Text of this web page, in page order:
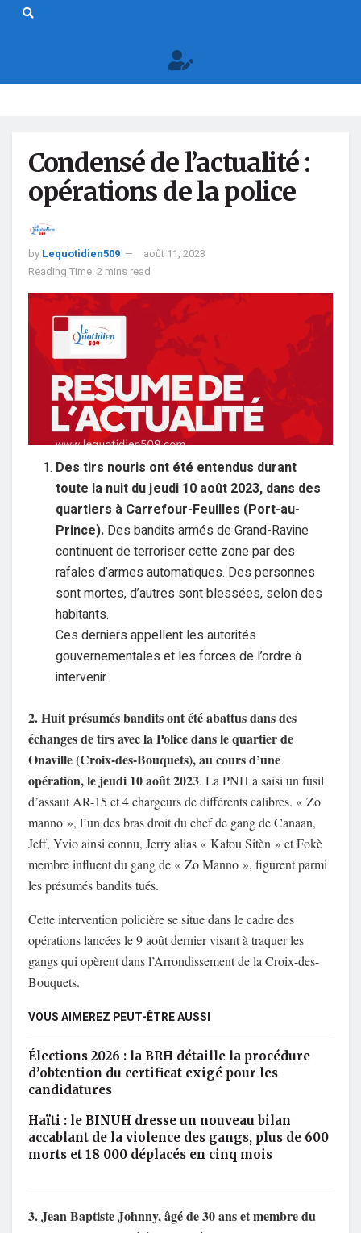
Condensé de l’actualité :
opérations de la police
by Lequotidien509
août 11, 2023
Reading Time: 2 mins read
Des tirs nouris ont été entendus durant
toute la nuit du jeudi 10 août 2023, dans des
quartiers à Carrefour-Feuilles (Port-au-
Prince). Des bandits armés de Grand-Ravine
continuent de terroriser cette zone par des
rafales d’armes automatiques. Des personnes
sont mortes, d’autres sont blessées, selon des
habitants.
Ces derniers appellent les autorités
gouvernementales et les forces de l’ordre à
intervenir.
2. Huit présumés bandits ont été abattus dans des
échanges de tirs avec la Police dans le quartier de
Onaville (Croix-des-Bouquets), au cours d’une
opération, le jeudi 10 août 2023. La PNH a saisi un fusil
d’assaut AR-15 et 4 chargeurs de différents calibres. « Zo
manno », l’un des bras droit du chef de gang de Canaan,
Jeff, Yvio ainsi connu, Jerry alias « Kafou Sitèn » et Fokè
membre influent du gang de « Zo Manno », figurent parmi
les présumés bandits tués.
Cette intervention policière se situe dans le cadre des
opérations lancées le 9 août dernier visant à traquer les
gangs qui opèrent dans l’Arrondissement de la Croix-des-
Bouquets.
VOUS AIMEREZ PEUT-ÊTRE AUSSI
Élections 2026 : la BRH détaille la procédure
d’obtention du certificat exigé pour les
candidatures
Haïti : le BINUH dresse un nouveau bilan
accablant de la violence des gangs, plus de 600
morts et 18 000 déplacés en cinq mois
3. Jean Baptiste Johnny, âgé de 30 ans et membre du